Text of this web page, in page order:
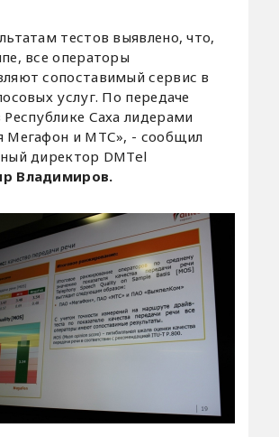
тестов выявлено, что,
все операторы
сопоставимый сервис в
услуг. По передаче
Саха лидерами
Мегафон и МТС», - сообщил
директор DMTel
Владимиров.